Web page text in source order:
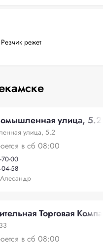
режет
улица, 5.2
улица, 5.2
в сб 08:00
70-00
04-58
Торговая
в сб 08:00